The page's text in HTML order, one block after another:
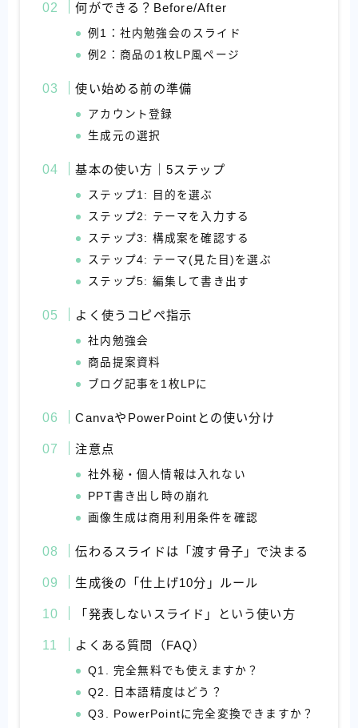
何ができる？Before/After
例1：社内勉強会のスライド
例2：商品の1枚LP風ページ
使い始める前の準備
アカウント登録
生成元の選択
基本の使い方｜5ステップ
ステップ1: 目的を選ぶ
ステップ2: テーマを入力する
ステップ3: 構成案を確認する
ステップ4: テーマ(見た目)を選ぶ
ステップ5: 編集して書き出す
よく使うコピペ指示
社内勉強会
商品提案資料
ブログ記事を1枚LPに
CanvaやPowerPointとの使い分け
注意点
社外秘・個人情報は入れない
PPT書き出し時の崩れ
画像生成は商用利用条件を確認
伝わるスライドは「渡す骨子」で決まる
生成後の「仕上げ10分」ルール
「発表しないスライド」という使い方
よくある質問（FAQ）
Q1. 完全無料でも使えますか？
Q2. 日本語精度はどう？
Q3. PowerPointに完全変換できますか？